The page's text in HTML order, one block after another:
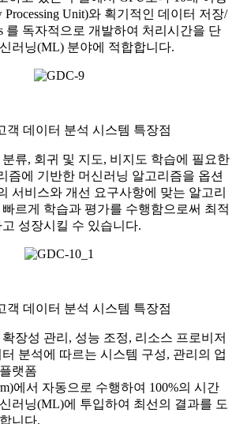
Processing Unit)와 획기적인 데이터 저장/
를 독자적으로 개발하여 처리시간을 단
러닝(ML) 분야에 적합합니다.
객 데이터 분석 시스템 특장점
분류, 회귀 및 지도, 비지도 학습에 필요한
즘에 기반한 머신러닝 알고리즘을 옵션
서비스와 개선 요구사항에 맞는 알고리
르게 학습과 평가를 수행함으로써 최적
성장시킬 수 있습니다.
객 데이터 분석 시스템 특장점
확장성 관리, 성능 조정, 리소스 프로비저
분석에 따르는 시스템 구성, 관리의 업
랫폼
에서 자동으로 수행하여 100%의 시간
러닝(ML)에 투입하여 최선의 결과를 도
니다.